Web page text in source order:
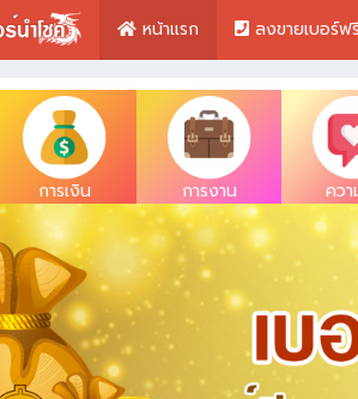
หน้าแรก ลงขายเบอร์ฟ
การเงิน การงาน คว